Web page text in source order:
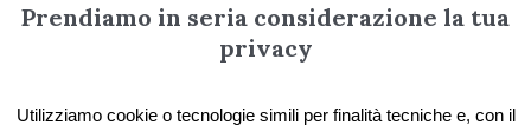
Informazioni
Contatti
Prendiamo in seria considerazione la tua
privacy
Utilizziamo cookie o tecnologie simili per finalità tecniche e, con il